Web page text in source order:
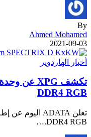
By
Ahmed Mohamed
2021-09-03
أخبار الهاردوير
DDR4 RGB
DDR4 RGB.…